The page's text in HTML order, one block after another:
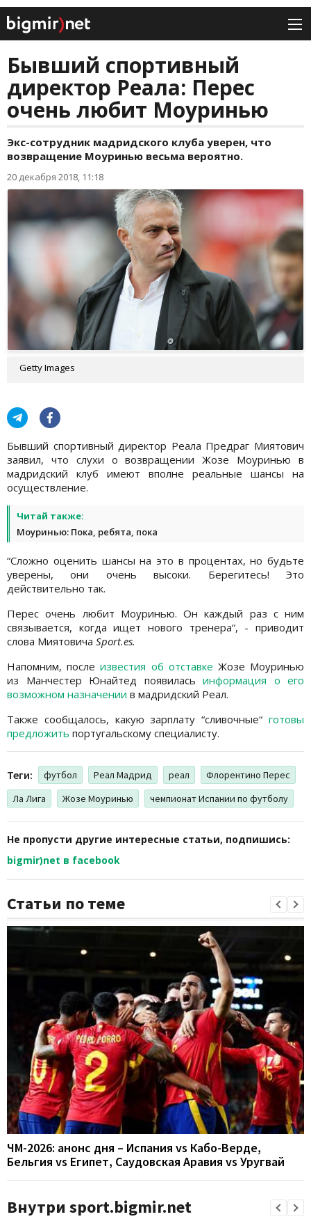
Бывший спортивный
директор Реала: Перес
очень любит Моуринью
Экс-сотрудник мадридского клуба уверен, что
возвращение Моуринью весьма вероятно.
20 декабря 2018, 11:18
Getty Images
Бывший спортивный директор Реала Предраг Миятович
заявил, что слухи о возвращении Жозе Моуринью в
мадридский клуб имеют вполне реальные шансы на
осуществление.
Читай также:
Моуринью: Пока, ребята, пока
“Сложно оценить шансы на это в процентах, но будьте
уверены, они очень высоки. Берегитесь! Это
действительно так.
Перес очень любит Моуринью. Он каждый раз с ним
связывается, когда ищет нового тренера“, - приводит
слова Миятовича Sport.es.
Напомним, послеизвестия об отставке Жозе Моуринью
из Манчестер Юнайтед появилась информация о его
возможном назначении в мадридский Реал.
Также сообщалось, какую зарплату “сливочные“ готовы
предложить португальскому специалисту.
Теги: футбол Реал Мадрид реал
Флорентино Перес
Ла Лига
Жозе Моуринью чемпионат Испании по футболу
Не пропусти другие интересные статьи, подпишись:
bigmir)net в facebook
Статьи по теме
ЧМ-2026: анонс дня – Испания vs Кабо-Верде,
Бельгия vs Египет, Саудовская Аравия vs Уругвай
Внутри sport.bigmir.net